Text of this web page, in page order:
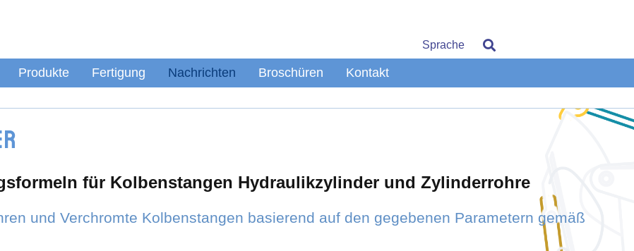
Sprache
Produkte Fertigung Nachrichten Broschüren Kontakt
für Kolbenstangen Hydraulikzylinder und Zylinderrohre
und Verchromte Kolbenstangen basierend auf den gegebenen Parametern gemäß